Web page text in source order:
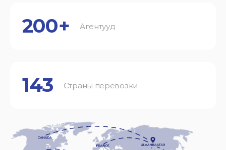
200+ Агентууд
143 Страны перевозки